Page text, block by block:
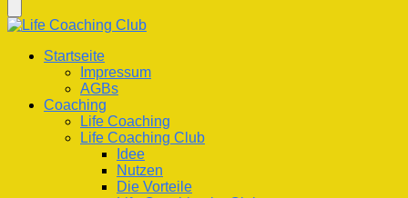
Life Coaching Club
Für Deine Lebenskompetenz
Startseite
Impressum
AGBs
Coaching
Life Coaching
Life Coaching Club
Idee
Nutzen
Die Vorteile